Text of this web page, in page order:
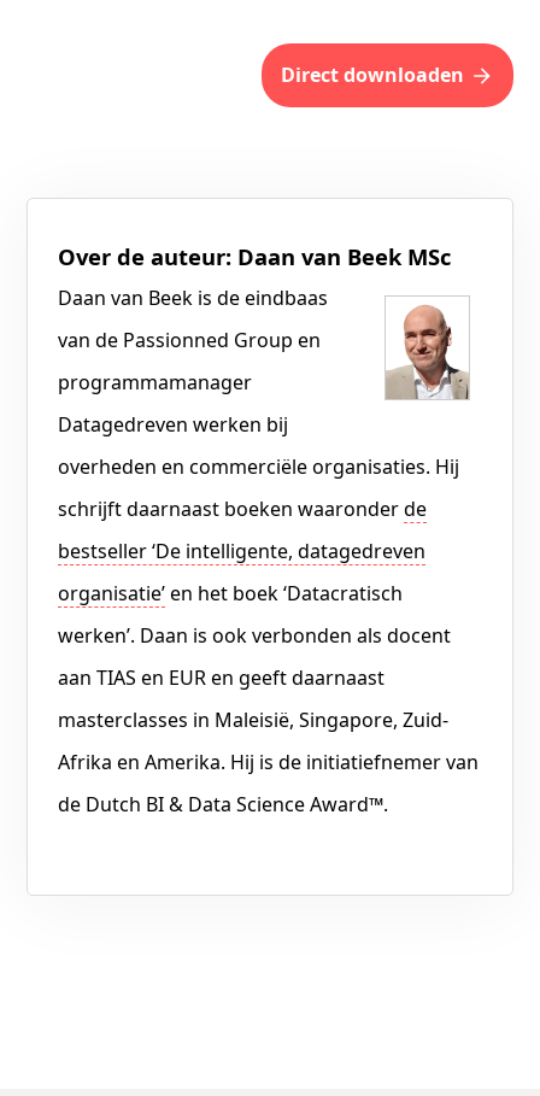
direct downloaden
Over de auteur: Daan van Beek MSc
Daan van Beek is de eindbaas
van de Passionned Group en
programmamanager
Datagedreven werken bij
overheden en commerciële organisaties. Hij
schrijft daarnaast boeken waaronderde
bestseller ‘De intelligente, datagedreven
organisatie’en het boek ‘Datacratisch
werken’. Daan is ook verbonden als docent
aan TIAS en EUR en geeft daarnaast
masterclasses in Maleisië, Singapore, Zuid-
Afrika en Amerika. Hij is de initiatiefnemer van
de Dutch BI & Data Science Award™.